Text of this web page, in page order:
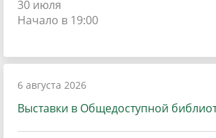
30 июля
Начало в 19:00
6 августа 2026
Выставки в Общедоступной